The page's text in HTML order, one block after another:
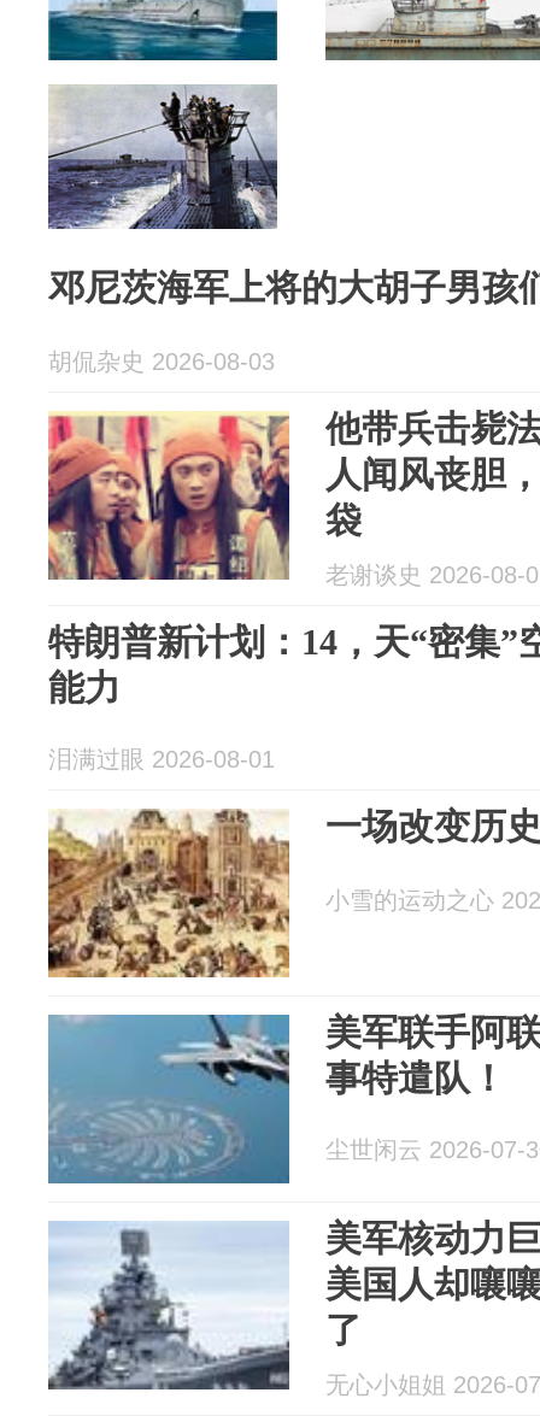
邓尼茨海军上将的大胡子男孩
胡侃杂史 2026-08-03
他带兵击毙
人闻风丧胆
袋
老谢谈史 2026-08-
特朗普新计划：14，天“密集”
能力
泪满过眼 2026-08-01
一场改变历
小雪的运动之心
美军联手阿
事特遣队！
尘世闲云 2026-07-
美军核动力
美国人却嚷
了
无心小姐姐 2026-